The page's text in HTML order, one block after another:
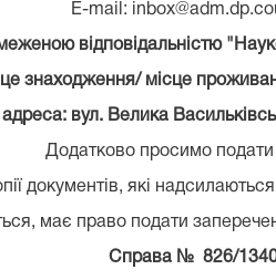
E-mail:
відповідальністю
знаходження/ місце
вул. Велика
Додатково просимо подати
документів, які
має право подати
Справа № 826/